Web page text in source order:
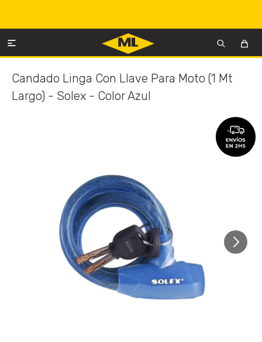

Candado Linga Con Llave Para Moto (1 Mt
Largo) - Solex - Color Azul